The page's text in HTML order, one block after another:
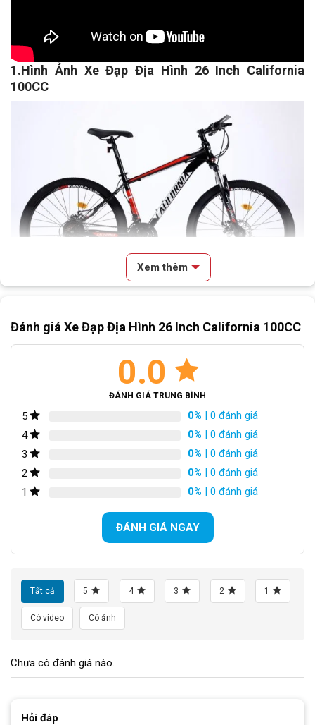
1.Hình Ảnh Xe Đạp Địa Hình 26 Inch California
100CC
Block"hinh-anh-dia-chi-chan-trang-san-pham"not found
Xem thêm
Đánh giá Xe Đạp Địa Hình 26 Inch California 100CC
0.0
ĐÁNH GIÁ TRUNG BÌNH
5 0% | 0 đánh giá
4
0% | 0 đánh giá
3
0% | 0 đánh giá
2
0% | 0 đánh giá
1
0% | 0 đánh giá
ĐÁNH GIÁ NGAY
Tất cả 5 4 3 2 1
Có video Có ảnh
Chưa có đánh giá nào.
Hỏi đáp